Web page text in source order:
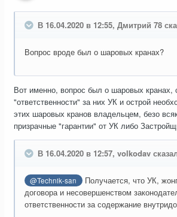
В 16.04.2020 в 12:55, Дмитрий 78
Вопрос вроде был о шаровых кранах?
Вот именно, вопрос был о шаровых кранах,
"ответственности" за них УК и острой
этих шаровых кранов владельцем, безо
призрачные "гарантии" от УК либо
В 16.04.2020 в 12:57, volkodav
@Technik-san
Получается, что УК,
договора и несовершенством
ответственности за содержание